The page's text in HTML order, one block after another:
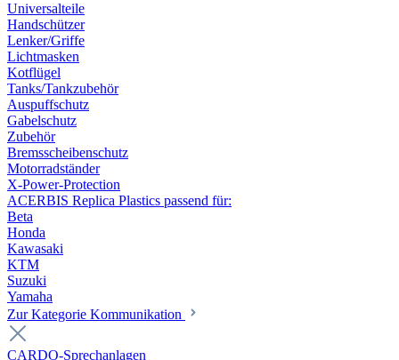
Universalteile
Handschützer
Lenker/Griffe
Lichtmasken
Kotflügel
Tanks/Tankzubehör
Auspuffschutz
Gabelschutz
Zubehör
Bremsscheibenschutz
Motorradständer
X-Power-Protection
ACERBIS Replica Plastics passend für:
Beta
Honda
Kawasaki
KTM
Suzuki
Yamaha
Zur Kategorie Kommunikation
CARDO-Sprechanlagen